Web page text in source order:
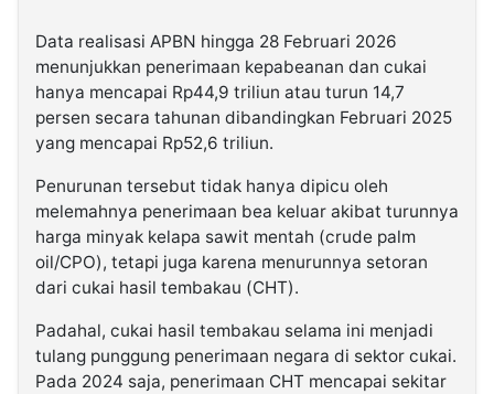
Data realisasi APBN hingga 28 Februari 2026
menunjukkan penerimaan kepabeanan dan cukai
hanya mencapai Rp44,9 triliun atau turun 14,7
persen secara tahunan dibandingkan Februari 2025
yang mencapai Rp52,6 triliun.
Penurunan tersebut tidak hanya dipicu oleh
melemahnya penerimaan bea keluar akibat turunnya
harga minyak kelapa sawit mentah (crude palm
oil/CPO), tetapi juga karena menurunnya setoran
dari cukai hasil tembakau (CHT).
Padahal, cukai hasil tembakau selama ini menjadi
tulang punggung penerimaan negara di sektor cukai.
Pada 2024 saja, penerimaan CHT mencapai sekitar